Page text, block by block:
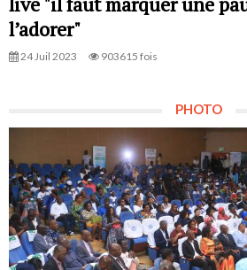
l’adorer"
24 Juil 2023 903615 fois
PHOTO